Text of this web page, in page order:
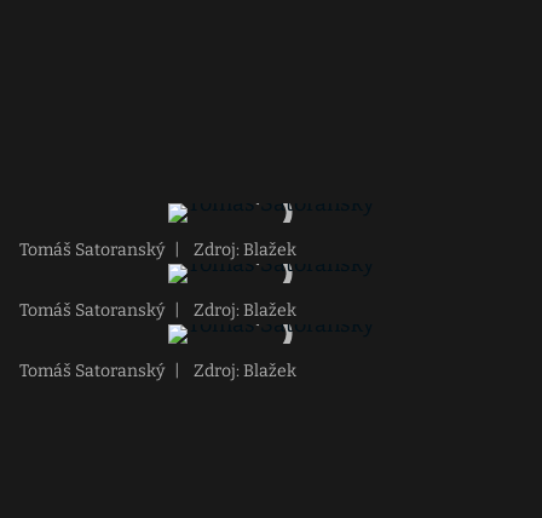
Tomáš Satoranský Zdroj: Blažek
Tomáš Satoranský Zdroj: Blažek
Tomáš Satoranský Zdroj: Blažek